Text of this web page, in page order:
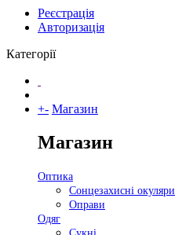
Реєстрація
Авторизація
Категорії
+- Магазин
Магазин
Оптика
Сонцезахисні окуляри
Оправи
Одяг